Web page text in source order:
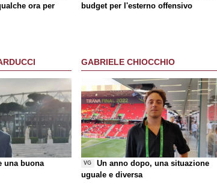
ora per
budget per l'esterno offensivo
una buona
GABRIELE CHIOCCHIO
VG
Un anno dopo, una situazione
uguale e diversa